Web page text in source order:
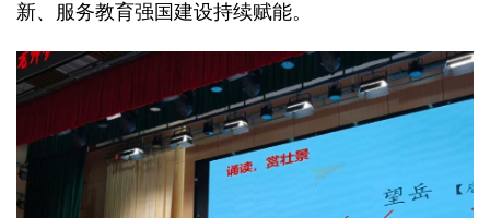
新、服务教育强国建设持续赋能。